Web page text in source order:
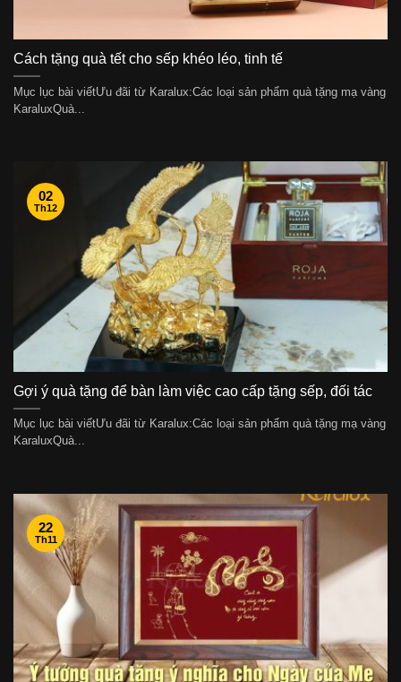
Cách tặng quà tết cho sếp khéo léo, tinh tế
Mục lục bài viếtƯu đãi từ Karalux:Các loại sản phẩm quà tặng mạ vàng
KaraluxQuà...
Gợi ý quà tặng để bàn làm việc cao cấp tặng sếp, đối tác
Mục lục bài viếtƯu đãi từ Karalux:Các loại sản phẩm quà tặng mạ vàng
KaraluxQuà...
02
Th12
22
Th11